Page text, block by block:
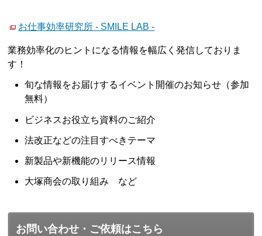
お仕事効率研究所 - SMILE LAB -
業務効率化のヒントになる情報を幅広く発信しておりま
す！
旬な情報をお届けするイベント開催のお知らせ（参加
無料）
ビジネスお役立ち資料のご紹介
法改正などの注目すべきテーマ
新製品や新機能のリリース情報
大塚商会の取り組み など
お問い合わせ・ご依頼はこちら